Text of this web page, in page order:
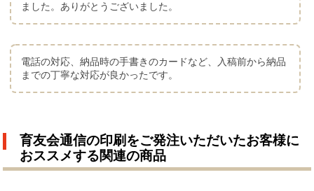
ました。ありがとうございました。
電話の対応、納品時の手書きのカードなど、入稿前から納品
までの丁寧な対応が良かったです。
育友会通信の印刷をご発注いただいたお客様に
おススメする関連の商品